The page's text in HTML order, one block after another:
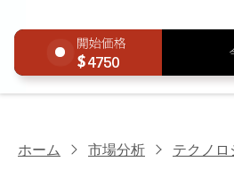
4750
ホーム 市場分析 テクノ